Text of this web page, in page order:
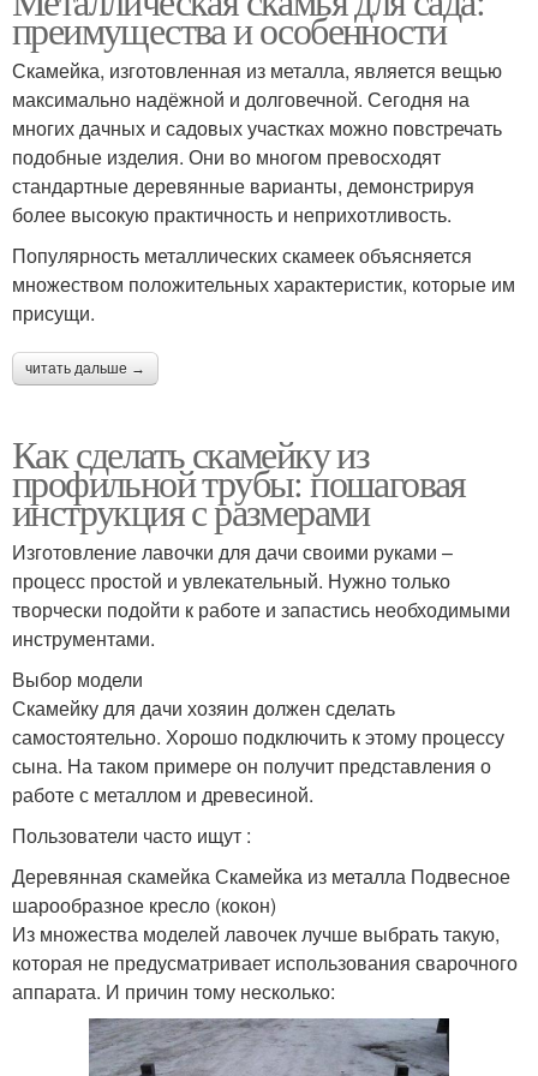
преимущества и особенности
Скамейка, изготовленная из металла, является вещью
максимально надёжной и долговечной. Сегодня на
многих дачных и садовых участках можно повстречать
подобные изделия. Они во многом превосходят
стандартные деревянные варианты, демонстрируя
более высокую практичность и неприхотливость.
Популярность металлических скамеек объясняется
множеством положительных характеристик, которые им
присущи.
читать дальше →
Как сделать скамейку из
профильной трубы: пошаговая
инструкция с размерами
Изготовление лавочки для дачи своими руками –
процесс простой и увлекательный. Нужно только
творчески подойти к работе и запастись необходимыми
инструментами.
Выбор модели
Скамейку для дачи хозяин должен сделать
самостоятельно. Хорошо подключить к этому процессу
сына. На таком примере он получит представления о
работе с металлом и древесиной.
Пользователи часто ищут :
Деревянная скамейка Скамейка из металла Подвесное
шарообразное кресло (кокон)
Из множества моделей лавочек лучше выбрать такую,
которая не предусматривает использования сварочного
аппарата. И причин тому несколько: